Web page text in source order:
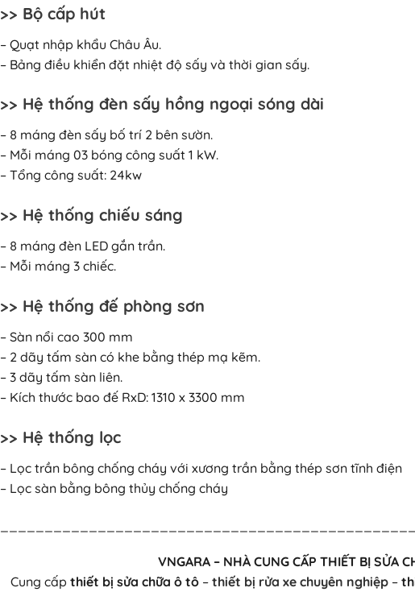
>> Bộ cấp hút
– Quạt nhập khẩu Châu Âu.
– Bảng điều khiển đặt nhiệt độ sấy và thời gian sấy.
>> Hệ thống đèn sấy hồng ngoại sóng dài
– 8 máng đèn sấy bố trí 2 bên sườn.
– Mỗi máng 03 bóng công suất 1 kW.
– Tổng công suất: 24kw
>> Hệ thống chiếu sáng
– 8 máng đèn LED gắn trần.
– Mỗi máng 3 chiếc.
>> Hệ thống đế phòng sơn
– Sàn nổi cao 300 mm
– 2 dãy tấm sàn có khe bằng thép mạ kẽm.
– 3 dãy tấm sàn liên.
– Kích thước bao đế RxD: 1310 x 3300 mm
>> Hệ thống lọc
– Lọc trần bông chống cháy với xương trần bằng thép sơn tĩnh điện
– Lọc sàn bằng bông thủy chống cháy
VNGARA – NHÀ CUNG CẤP THIẾT BỊ SỬA
Cung cấp thiết bị sửa chữa ô tô – thiết bị rửa xe chuyên nghiệp –